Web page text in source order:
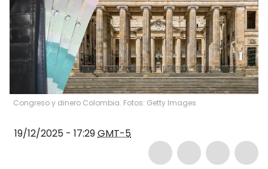
Congreso y dinero Colombia. Fotos: Getty Images
19/12/2025 - 17:29GMT-5